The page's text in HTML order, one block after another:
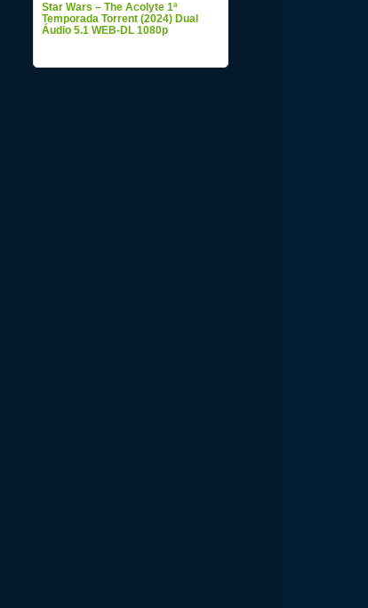
Star Wars – The Acolyte 1ª
Temporada Torrent (2024) Dual
Áudio 5.1 WEB-DL 1080p